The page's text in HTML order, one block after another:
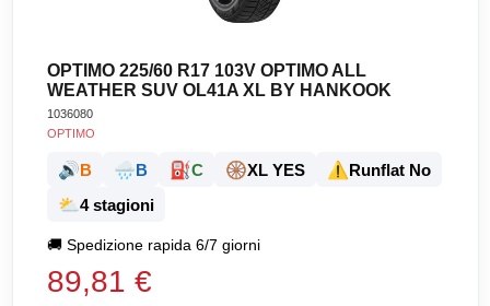
OPTIMO 225/60 R17 103V OPTIMO ALL
WEATHER SUV OL41A XL BY HANKOOK
1036080
OPTIMO
🔊B 🌧️B ⛽C 🛞XL YES ⚠️Runflat No
⛅4 stagioni
🚚Spedizione rapida 6/7 giorni
89,81 €